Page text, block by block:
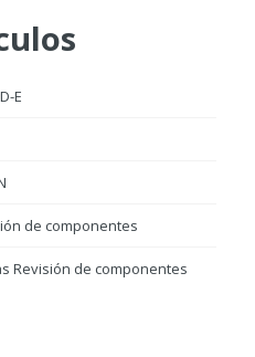
E
de componentes
Revisión de componentes